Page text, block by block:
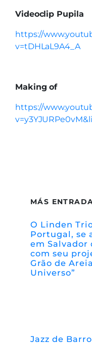
Videoclip Pupila
https://
v=tDHLaL9A4_A
Making of
https://
MÁS
O Linden
Portugal, se
em Salvador
com seu
Grão de
Universo”
Jazz de